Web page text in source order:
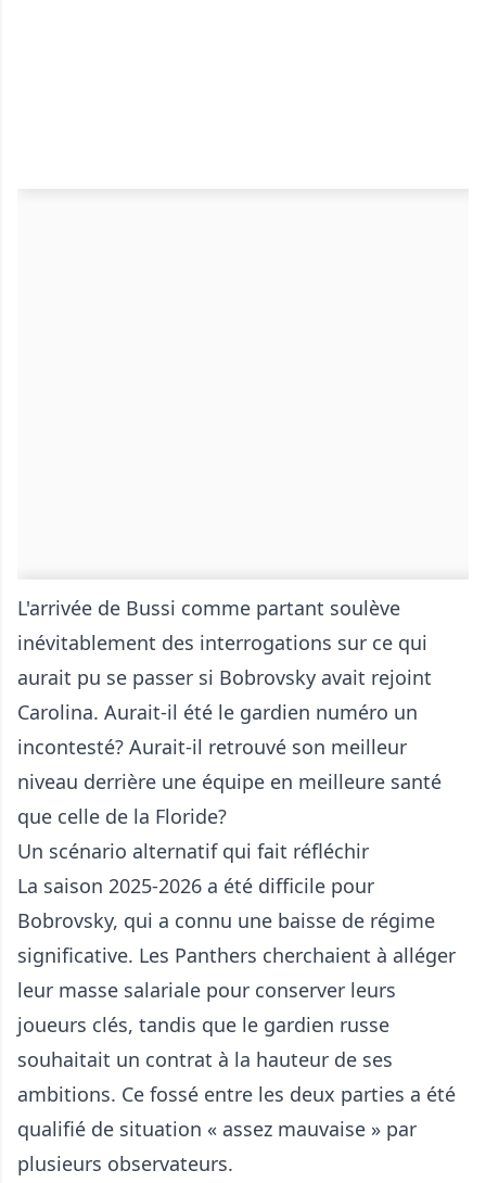
L'arrivée de Bussi comme partant soulève
inévitablement des interrogations sur ce qui
aurait pu se passer si Bobrovsky avait rejoint
Carolina. Aurait-il été le gardien numéro un
incontesté? Aurait-il retrouvé son meilleur
niveau derrière une équipe en meilleure santé
que celle de la Floride?
Un scénario alternatif qui fait réfléchir
La saison 2025-2026 a été difficile pour
Bobrovsky, qui a connu une baisse de régime
significative. Les Panthers cherchaient à alléger
leur masse salariale pour conserver leurs
joueurs clés, tandis que le gardien russe
souhaitait un contrat à la hauteur de ses
ambitions. Ce fossé entre les deux parties a été
qualifié de situation « assez mauvaise » par
plusieurs observateurs.